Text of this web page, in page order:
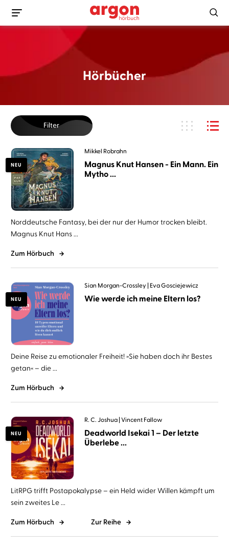
Hörbücher
Filter
NEU
Mikkel Robrahn
Magnus Knut Hansen - Ein Mann. Ein
Mytho ...
Norddeutsche Fantasy, bei der nur der Humor trocken bleibt.
Magnus Knut Hans ...
Zum Hörbuch
NEU
Sian Morgan-Crossley Eva Gosciejewicz
Wie werde ich meine Eltern los?
Deine Reise zu emotionaler Freiheit! »Sie haben doch ihr Bestes
getan« – die ...
Zum Hörbuch
NEU
R. C. Joshua Vincent Fallow
Deadworld Isekai 1 – Der letzte
Überlebe ...
LitRPG trifft Postapokalypse – ein Held wider Willen kämpft um
sein zweites Le ...
Zum Hörbuch Zur Reihe